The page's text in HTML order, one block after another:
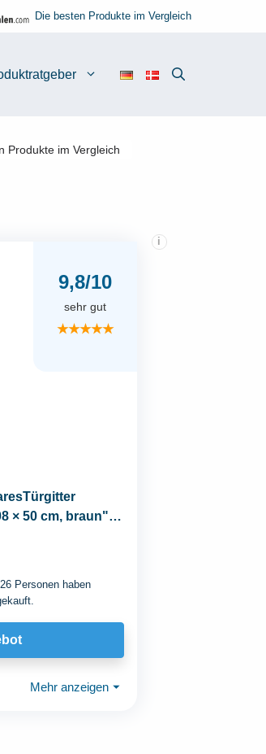
Die besten Produkte im Vergleich
Produkte im Vergleich
9,8/10
i
sehr gut
★★★★★
× 50 cm, braun"-
Personen haben
Mehr anzeigen ⏷